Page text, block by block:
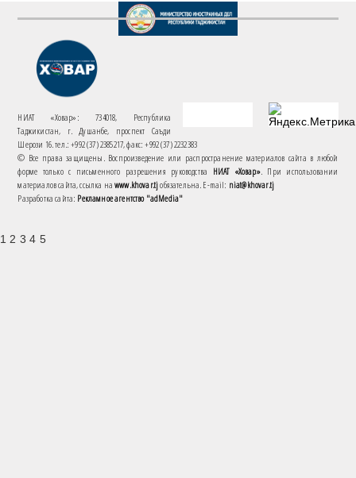
НИАТ «Ховар»: 734018, Республика
Таджикистан, г. Душанбе, проспект Саъди
Шерози 16. тел.: +992 (37) 2385217, факс: +992 (37) 2232383
© Все права защищены. Воспроизведение или распространение материалов сайта в любой
форме только с письменного разрешения руководства НИАТ «Ховар». При использовании
материалов сайта, ссылка наwww.khovar.tjобязательна. E-mail: niat@khovar.tj
Разработка сайта: Рекламное агентство "adMedia"
1 2 3 4 5